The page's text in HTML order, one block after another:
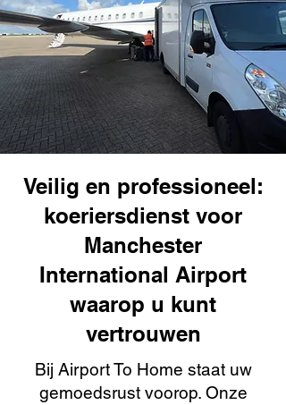
Veilig en professioneel:
koeriersdienst voor
Manchester
International Airport
waarop u kunt
vertrouwen
Bij Airport To Home staat uw
gemoedsrust voorop. Onze